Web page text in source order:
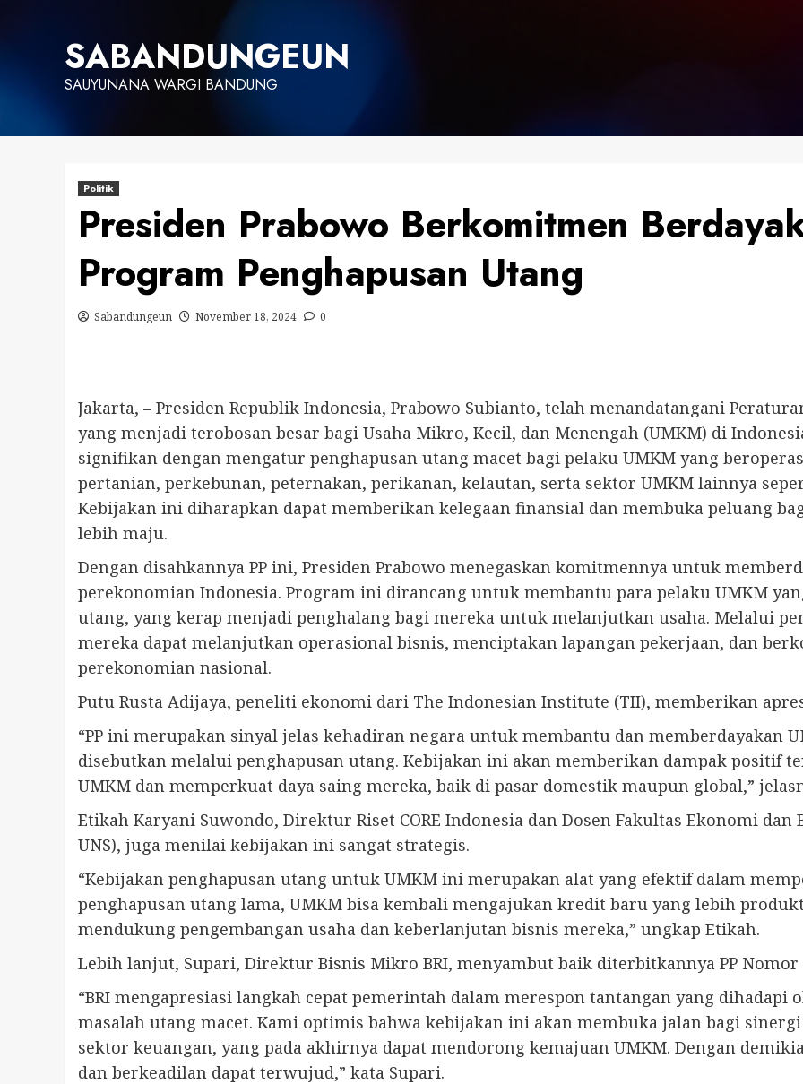
SABANDUNGEUN
SAUYUNANA WARGI BANDUNG
Politik
Presiden Prabowo Berkomitmen
Program Penghapusan Utang
Sabandungeun November 18, 2024 0
Jakarta, – Presiden Republik Indonesia, Prabowo Subianto, telah menandatangani
yang menjadi terobosan besar bagi Usaha Mikro, Kecil, dan Menengah (UMKM) di
signifikan dengan mengatur penghapusan utang macet bagi pelaku UMKM yang
pertanian, perkebunan, peternakan, perikanan, kelautan, serta sektor UMKM lainnya
Kebijakan ini diharapkan dapat memberikan kelegaan finansial dan membuka peluang
lebih maju.
Dengan disahkannya PP ini, Presiden Prabowo menegaskan komitmennya untuk
perekonomian Indonesia. Program ini dirancang untuk membantu para pelaku UMKM
utang, yang kerap menjadi penghalang bagi mereka untuk melanjutkan usaha. Melalui
mereka dapat melanjutkan operasional bisnis, menciptakan lapangan pekerjaan, dan
perekonomian nasional.
Putu Rusta Adijaya, peneliti ekonomi dari The Indonesian Institute (TII), memberikan
“PP ini merupakan sinyal jelas kehadiran negara untuk membantu dan memberdayakan
disebutkan melalui penghapusan utang. Kebijakan ini akan memberikan dampak positif
UMKM dan memperkuat daya saing mereka, baik di pasar domestik maupun global,”
Etikah Karyani Suwondo, Direktur Riset CORE Indonesia dan Dosen Fakultas Ekonomi dan
UNS), juga menilai kebijakan ini sangat strategis.
“Kebijakan penghapusan utang untuk UMKM ini merupakan alat yang efektif dalam
penghapusan utang lama, UMKM bisa kembali mengajukan kredit baru yang lebih
mendukung pengembangan usaha dan keberlanjutan bisnis mereka,” ungkap Etikah.
Lebih lanjut, Supari, Direktur Bisnis Mikro BRI, menyambut baik diterbitkannya PP Nomor
“BRI mengapresiasi langkah cepat pemerintah dalam merespon tantangan yang dihadapi
masalah utang macet. Kami optimis bahwa kebijakan ini akan membuka jalan bagi
sektor keuangan, yang pada akhirnya dapat mendorong kemajuan UMKM. Dengan
dan berkeadilan dapat terwujud,” kata Supari.